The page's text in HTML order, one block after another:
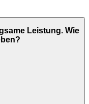
Leistung. Wie